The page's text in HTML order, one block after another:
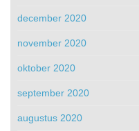
december 2020
november 2020
oktober 2020
september 2020
augustus 2020